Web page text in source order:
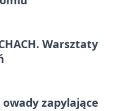
Warsztaty
owady zapylające